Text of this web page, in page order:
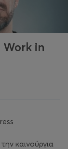
in
καινούργια